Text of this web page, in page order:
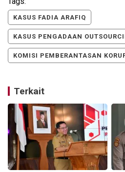
KASUS FADIA ARAFIQ
KASUS PENGADAAN
KOMISI PEMBERANTASAN
Terkait